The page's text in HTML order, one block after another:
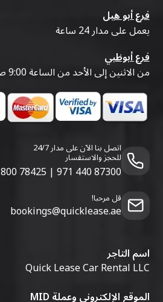
فرع أبو هيل
يعمل على مدار 24 ساعة
فرع أبوظبي
من الاثنين إلى الأحد من الساعة 9:00 صباحًا حتى 07:00 مساءً
اتصل بنا الآن على مدار 24/7
للحجز والاستفسار
800 78425 | 971 440 87300
قل مرحبا!
bookings@quicklease.ae
اسم التاجر
Quick Lease Car Rental LLC
الموقع الإلكتروني وعملة MID